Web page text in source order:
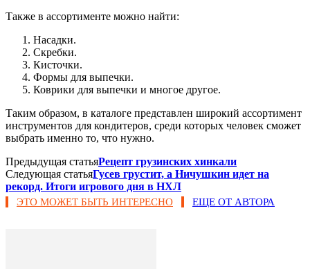
Также в ассортименте можно найти:
Насадки.
Скребки.
Кисточки.
Формы для выпечки.
Коврики для выпечки и многое другое.
Таким образом, в каталоге представлен широкий ассортимент
инструментов для кондитеров, среди которых человек сможет
выбрать именно то, что нужно.
Предыдущая статьяРецепт грузинских хинкали
Следующая статьяГусев грустит, а Ничушкин идет на
рекорд. Итоги игрового дня в НХЛ
ЭТО МОЖЕТ БЫТЬ ИНТЕРЕСНО ЕЩЕ ОТ АВТОРА